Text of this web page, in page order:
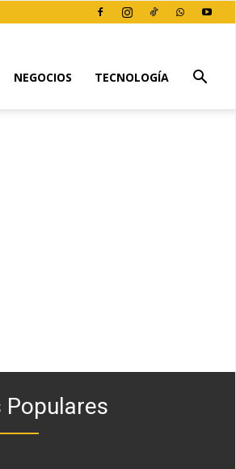
NEGOCIOS TECNOLOGÍA
Populares